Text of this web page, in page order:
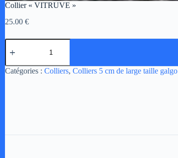
Collier « VITRUVE »
25.00 €
quantité
de
"VITRUVE"
A
t
Catégories : Colliers, Colliers 5 cm de large taille galgo